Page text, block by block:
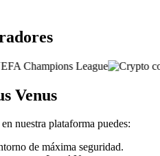
Venus
nuestra plataforma puedes:
de máxima seguridad.